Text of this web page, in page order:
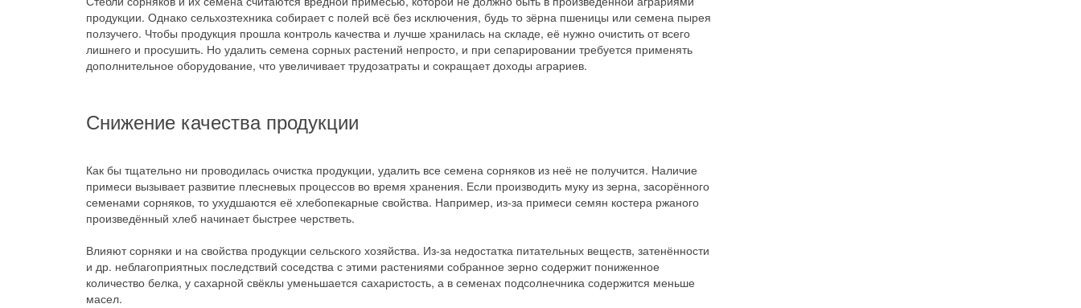
продукции. Однако сельхозтехника собирает с полей всё без исключения, будь то зёрна пшеницы или семена пырея
ползучего. Чтобы продукция прошла контроль качества и лучше хранилась на складе, её нужно очистить от всего
лишнего и просушить. Но удалить семена сорных растений непросто, и при сепарировании требуется применять
дополнительное оборудование, что увеличивает трудозатраты и сокращает доходы аграриев.
Снижение качества продукции
Как бы тщательно ни проводилась очистка продукции, удалить все семена сорняков из неё не получится. Наличие
примеси вызывает развитие плесневых процессов во время хранения. Если производить муку из зерна, засорённого
семенами сорняков, то ухудшаются её хлебопекарные свойства. Например, из-за примеси семян костера ржаного
произведённый хлеб начинает быстрее черстветь.
Влияют сорняки и на свойства продукции сельского хозяйства. Из-за недостатка питательных веществ, затенённости
и др. неблагоприятных последствий соседства с этими растениями собранное зерно содержит пониженное
количество белка, у сахарной свёклы уменьшается сахаристость, а в семенах подсолнечника содержится меньше
масел.